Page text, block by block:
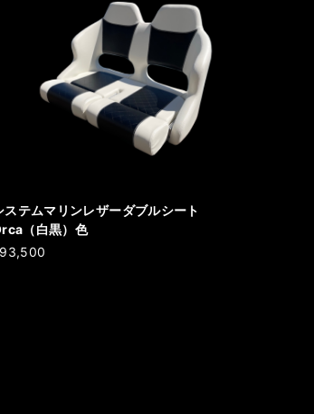
ステムマリンレザーダブルシート
（白黒）色